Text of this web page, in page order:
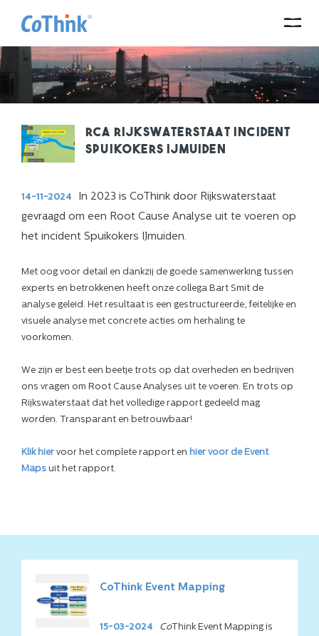
RCA Rijkswaterstaat incident
Spuikokers IJmuiden
14-11-2024
In 2023 is CoThink door Rijkswaterstaat
gevraagd om een Root Cause Analyse uit te voeren op
het incident Spuikokers IJmuiden.
Met oog voor detail en dankzij de goede samenwerking tussen
experts en betrokkenen heeft onze collega Bart Smit de
analyse geleid. Het resultaat is een gestructureerde, feitelijke en
visuele analyse met concrete acties om herhaling te
voorkomen.
We zijn er best een beetje trots op dat overheden en bedrijven
ons vragen om Root Cause Analyses uit te voeren. En trots op
Rijkswaterstaat dat het volledige rapport gedeeld mag
worden. Transparant en betrouwbaar!
Klik hier voor het complete rapport en hier voor de Event
Maps uit het rapport.
CoThink Event Mapping
15-03-2024 CoThink Event Mapping is